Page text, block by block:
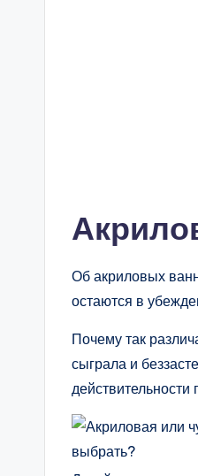
Об акриловых
остаются в
Почему так
сыграла и